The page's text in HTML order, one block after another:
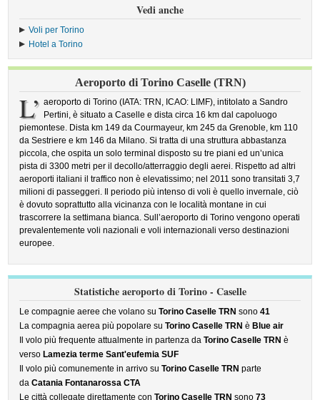
Vedi anche
Voli per Torino
Hotel a Torino
Aeroporto di Torino Caselle (TRN)
L’ aeroporto di Torino (IATA: TRN, ICAO: LIMF), intitolato a Sandro
Pertini, è situato a Caselle e dista circa 16 km dal capoluogo
piemontese. Dista km 149 da Courmayeur, km 245 da Grenoble, km 110
da Sestriere e km 146 da Milano. Si tratta di una struttura abbastanza
piccola, che ospita un solo terminal disposto su tre piani ed un’unica
pista di 3300 metri per il decollo/atterraggio degli aerei. Rispetto ad altri
aeroporti italiani il traffico non è elevatissimo; nel 2011 sono transitati 3,7
milioni di passeggeri. Il periodo più intenso di voli è quello invernale, ciò
è dovuto soprattutto alla vicinanza con le località montane in cui
trascorrere la settimana bianca. Sull’aeroporto di Torino vengono operati
prevalentemente voli nazionali e voli internazionali verso destinazioni
europee.
Statistiche aeroporto di Torino - Caselle
Le compagnie aeree che volano suTorino Caselle TRN sono41
La compagnia aerea più popolare suTorino Caselle TRN è Blue air
Il volo più frequente attualmente in partenza daTorino Caselle TRN è
verso Lamezia terme Sant'eufemia SUF
Il volo più comunemente in arrivo suTorino Caselle TRN parte
daCatania Fontanarossa CTA
Le città collegate direttamente conTorino Caselle TRN sono73